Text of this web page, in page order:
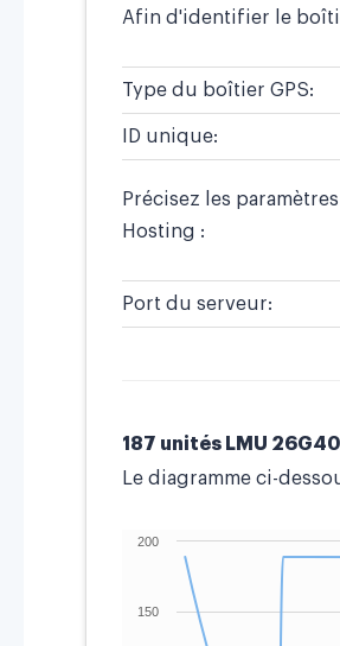
Afin d'identifier le
Type du boîtier GPS:
ID unique:
Précisez les
Hosting :
Port du serveur:
187 unités LMU
Le diagramme ci-